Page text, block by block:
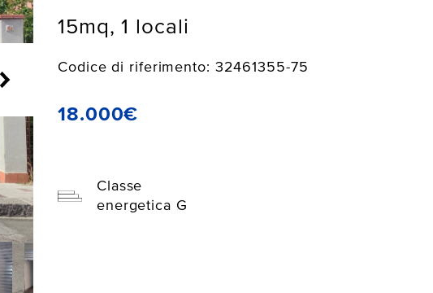
15mq, 1 locali
Codice di riferimento: 32461355-75
18.000€
Classe
energetica G